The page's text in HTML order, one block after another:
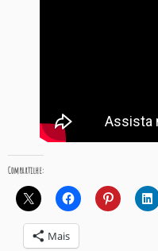
Compartilhe:
Mais